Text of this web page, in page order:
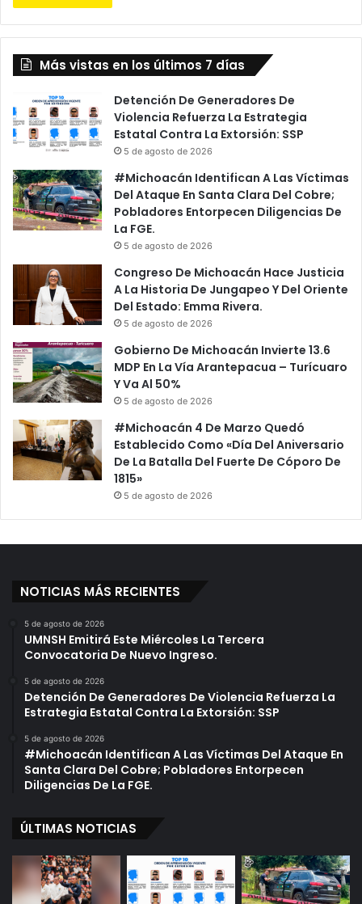
Más vistas en los últimos 7 días
Detención De Generadores De
Violencia Refuerza La Estrategia
Estatal Contra La Extorsión: SSP
5 de agosto de 2026
#Michoacán Identifican A Las Víctimas
Del Ataque En Santa Clara Del Cobre;
Pobladores Entorpecen Diligencias De
La FGE.
5 de agosto de 2026
Congreso De Michoacán Hace Justicia
A La Historia De Jungapeo Y Del Oriente
Del Estado: Emma Rivera.
5 de agosto de 2026
Gobierno De Michoacán Invierte 13.6
MDP En La Vía Arantepacua – Turícuaro
Y Va Al 50%
5 de agosto de 2026
#Michoacán 4 De Marzo Quedó
Establecido Como «Día Del Aniversario
De La Batalla Del Fuerte De Cóporo De
1815»
5 de agosto de 2026
NOTICIAS MÁS RECIENTES
5 de agosto de 2026
UMNSH Emitirá Este Miércoles La Tercera
Convocatoria De Nuevo Ingreso.
5 de agosto de 2026
Detención De Generadores De Violencia Refuerza La
Estrategia Estatal Contra La Extorsión: SSP
5 de agosto de 2026
#Michoacán Identifican A Las Víctimas Del Ataque En
Santa Clara Del Cobre; Pobladores Entorpecen
Diligencias De La FGE.
ÚLTIMAS NOTICIAS